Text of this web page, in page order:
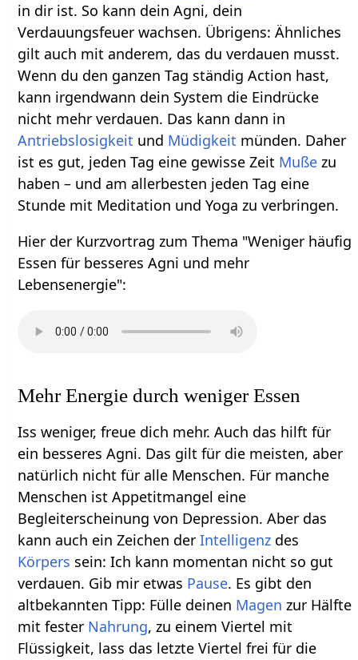
in dir ist. So kann dein Agni, dein
Verdauungsfeuer wachsen. Übrigens: Ähnliches
gilt auch mit anderem, das du verdauen musst.
Wenn du den ganzen Tag ständig Action hast,
kann irgendwann dein System die Eindrücke
nicht mehr verdauen. Das kann dann in
Antriebslosigkeit und Müdigkeit münden. Daher
ist es gut, jeden Tag eine gewisse Zeit Muße zu
haben – und am allerbesten jeden Tag eine
Stunde mit Meditation und Yoga zu verbringen.
Hier der Kurzvortrag zum Thema "Weniger häufig
Essen für besseres Agni und mehr
Lebensenergie":
Mehr Energie durch weniger Essen
Iss weniger, freue dich mehr. Auch das hilft für
ein besseres Agni. Das gilt für die meisten, aber
natürlich nicht für alle Menschen. Für manche
Menschen ist Appetitmangel eine
Begleiterscheinung von Depression. Aber das
kann auch ein Zeichen derIntelligenz des
Körpers sein: Ich kann momentan nicht so gut
verdauen. Gib mir etwas Pause. Es gibt den
altbekannten Tipp: Fülle deinen Magen zur Hälfte
mit fester Nahrung, zu einem Viertel mit
Flüssigkeit, lass das letzte Viertel frei für die